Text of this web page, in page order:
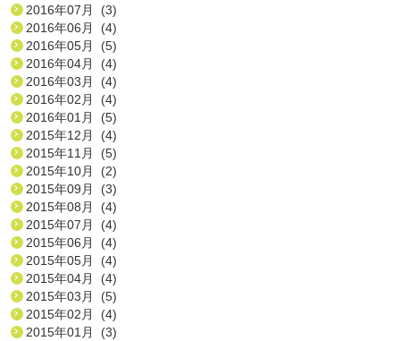
2016年07月 (3)
2016年06月 (4)
2016年05月 (5)
2016年04月 (4)
2016年03月 (4)
2016年02月 (4)
2016年01月 (5)
2015年12月 (4)
2015年11月 (5)
2015年10月 (2)
2015年09月 (3)
2015年08月 (4)
2015年07月 (4)
2015年06月 (4)
2015年05月 (4)
2015年04月 (4)
2015年03月 (5)
2015年02月 (4)
2015年01月 (3)